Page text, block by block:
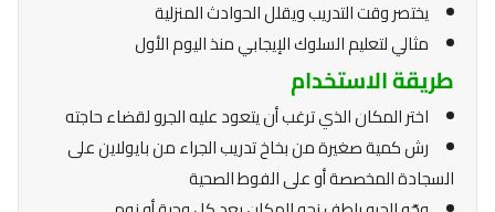
يختصر وقت التدريب ويقلل الحوادث المنزلية
مثالي لتعليم السلوك الإيجابي منذ اليوم الأول
طريقة الاستخدام
اختر المكان الذي ترغب أن يتعود عليه الجرو لقضاء حاجته
رش كمية صغيرة من بخاخ تدريب الجراء من بايولاين على
السجادة المخصصة أو على الفوط الصحية